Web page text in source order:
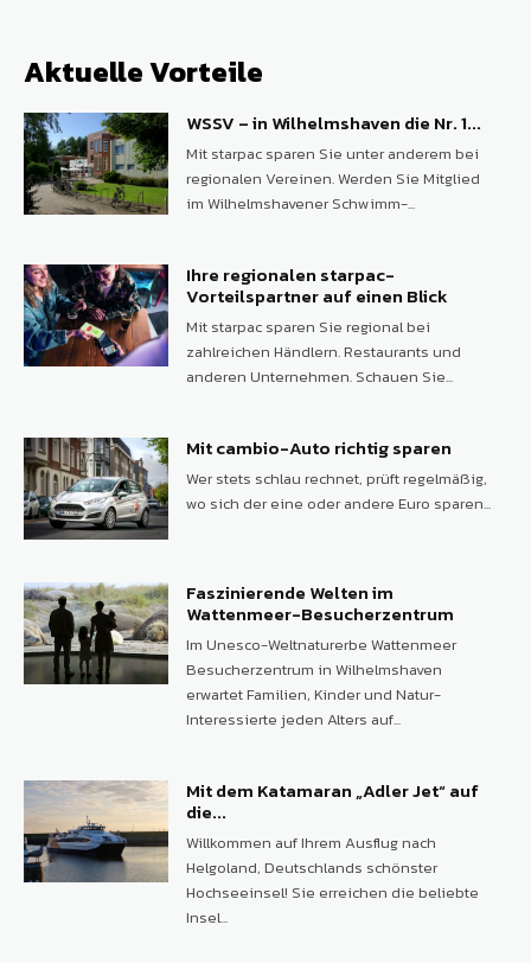
Aktuelle Vorteile
WSSV – in Wilhelmshaven die Nr. 1...
Mit starpac sparen Sie unter anderem bei
regionalen Vereinen. Werden Sie Mitglied
im Wilhelmshavener Schwimm-...
Ihre regionalen starpac-
Vorteilspartner auf einen Blick
Mit starpac sparen Sie regional bei
zahlreichen Händlern. Restaurants und
anderen Unternehmen. Schauen Sie...
Mit cambio-Auto richtig sparen
Wer stets schlau rechnet, prüft regelmäßig,
wo sich der eine oder andere Euro sparen...
Faszinierende Welten im
Wattenmeer-Besucherzentrum
Im Unesco-Weltnaturerbe Wattenmeer
Besucherzentrum in Wilhelmshaven
erwartet Familien, Kinder und Natur-
Interessierte jeden Alters auf...
Mit dem Katamaran „Adler Jet“ auf
die...
Willkommen auf Ihrem Ausflug nach
Helgoland, Deutschlands schönster
Hochseeinsel! Sie erreichen die beliebte
Insel...